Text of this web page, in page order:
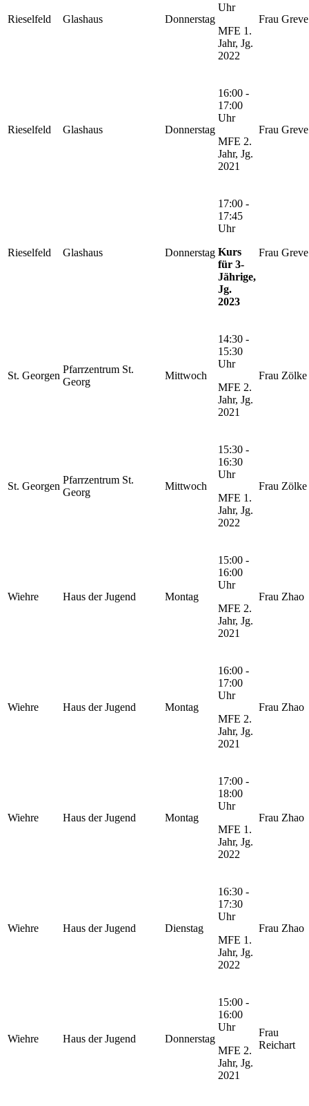
Rieselfeld Glashaus Donnerstag
Uhr
MFE 1.
Jahr, Jg.
2022
Frau Greve
Rieselfeld Glashaus Donnerstag
16:00 -
17:00
Uhr
MFE 2.
Jahr, Jg.
2021
Frau Greve
Rieselfeld Glashaus Donnerstag
17:00 -
17:45
Uhr
Kurs
für 3-
Jährige,
Jg.
2023
Frau Greve
St. Georgen
Pfarrzentrum St.
Georg
Mittwoch
14:30 -
15:30
Uhr
MFE 2.
Jahr, Jg.
2021
Frau Zölke
St. Georgen
Pfarrzentrum St.
Georg
Mittwoch
15:30 -
16:30
Uhr
MFE 1.
Jahr, Jg.
2022
Frau Zölke
Wiehre Haus der Jugend Montag
15:00 -
16:00
Uhr
MFE 2.
Jahr, Jg.
2021
Frau Zhao
Wiehre Haus der Jugend Montag
16:00 -
17:00
Uhr
MFE 2.
Jahr, Jg.
2021
Frau Zhao
Wiehre Haus der Jugend Montag
17:00 -
18:00
Uhr
MFE 1.
Jahr, Jg.
2022
Frau Zhao
Wiehre Haus der Jugend Dienstag
16:30 -
17:30
Uhr
MFE 1.
Jahr, Jg.
2022
Frau Zhao
Wiehre Haus der Jugend Donnerstag
15:00 -
16:00
Uhr
MFE 2.
Jahr, Jg.
2021
Frau
Reichart